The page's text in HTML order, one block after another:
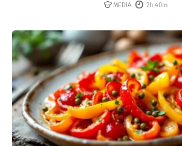
MEDIA 2h 40m